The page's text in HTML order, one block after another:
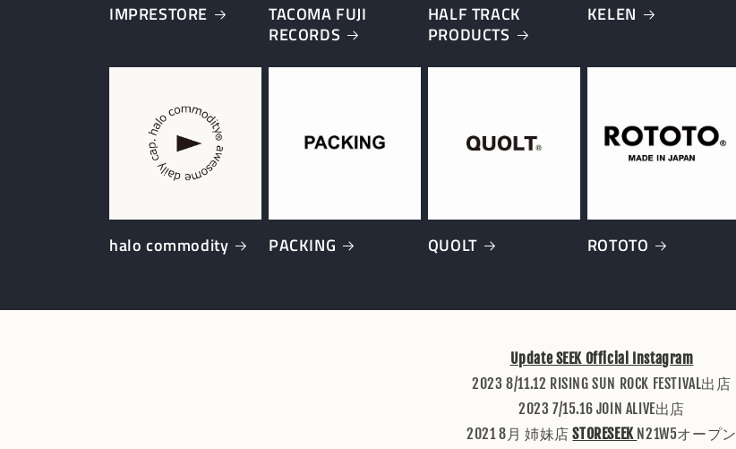
IMPRESTORE
TACOMA FUJI
RECORDS
HALF TRACK
PRODUCTS
KELEN
halo commodity PACKING QUOLT ROTOTO
Update SEEK Official Instagram
2023 8/11.12 RISING SUN ROCK FESTIVAL出店
2023 7/15.16 JOIN ALIVE出店
2021 8月 姉妹店STORESEEK N21W5オープン